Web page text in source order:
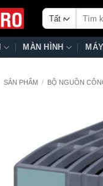
MÀN HÌNH
SẢN PHẨM / BỘ NGUỒN